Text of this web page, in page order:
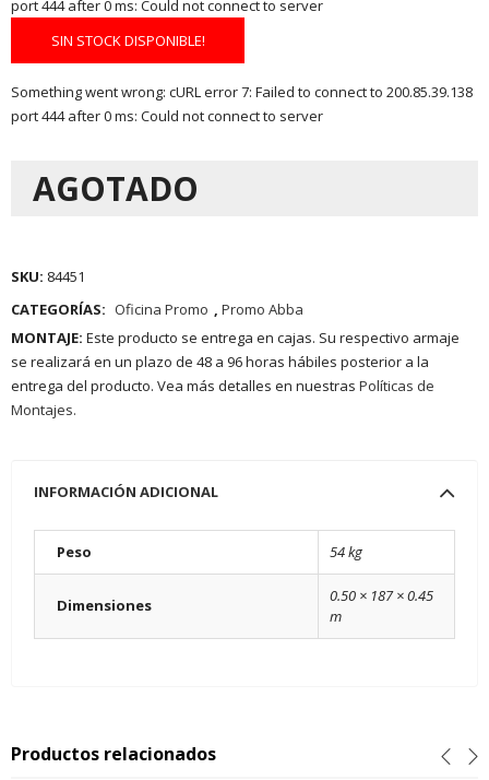
port 444 after 0 ms: Could not connect to server
SIN STOCK DISPONIBLE!
Something went wrong: cURL error 7: Failed to connect to 200.85.39.138
port 444 after 0 ms: Could not connect to server
AGOTADO
SKU: 84451
CATEGORÍAS: Oficina Promo , Promo Abba
MONTAJE: Este producto se entrega en cajas. Su respectivo armaje
se realizará en un plazo de 48 a 96 horas hábiles posterior a la
entrega del producto. Vea más detalles en nuestras Políticas de
Montajes.
INFORMACIÓN ADICIONAL
Peso 54 kg
Dimensiones
0.50 × 187 × 0.45
m
Productos relacionados